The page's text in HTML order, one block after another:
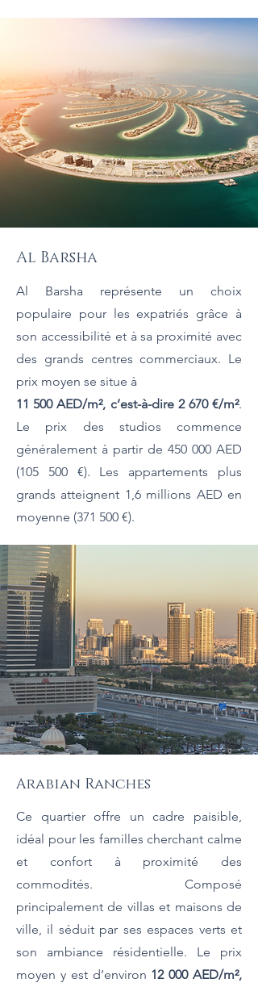
Al Barsha
Al Barsha représente un choix
populaire pour les expatriés grâce à
son accessibilité et à sa proximité avec
des grands centres commerciaux. Le
prix moyen se situe à
11 500 AED/m², c’est-à-dire 2 670 €/m².
Le prix des studios commence
généralement à partir de 450 000 AED
(105 500 €). Les appartements plus
grands atteignent 1,6 millions AED en
moyenne (371 500 €).
Arabian Ranches
Ce quartier offre un cadre paisible,
idéal pour les familles cherchant calme
et confort à proximité des
commodités. Composé
principalement de villas et maisons de
ville, il séduit par ses espaces verts et
son ambiance résidentielle. Le prix
moyen y est d’environ 12 000 AED/m²,